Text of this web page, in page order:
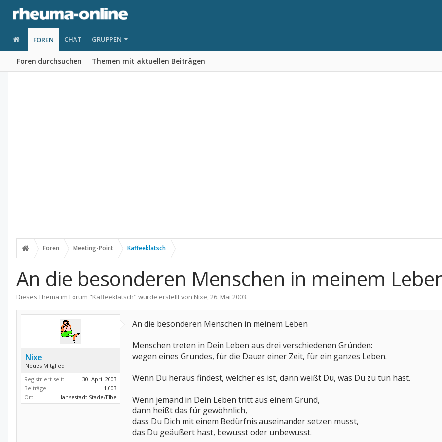
FOREN
Foren durchsuchen Themen mit aktuellen Beiträgen
CHAT GRUPPEN
Foren Meeting-Point Kaffeeklatsch
An die besonderen Menschen in meinem
Dieses Thema im Forum "Kaffeeklatsch" wurde erstellt von Nixe,26. Mai 2003.
Nixe
Neues Mitglied
Registriert seit:
30. April 2003
Beiträge:
1.003
Ort:
Hansestadt Stade/Elbe
An die besonderen Menschen in meinem Leben
Menschen treten in Dein Leben aus drei verschiedenen Gründen:
wegen eines Grundes, für die Dauer einer Zeit, für ein ganzes Leben.
Wenn Du heraus findest, welcher es ist, dann weißt Du, was Du zu tun hast.
Wenn jemand in Dein Leben tritt aus einem Grund,
dann heißt das für gewöhnlich,
dass Du Dich mit einem Bedürfnis auseinander setzen musst,
das Du geäußert hast, bewusst oder unbewusst.